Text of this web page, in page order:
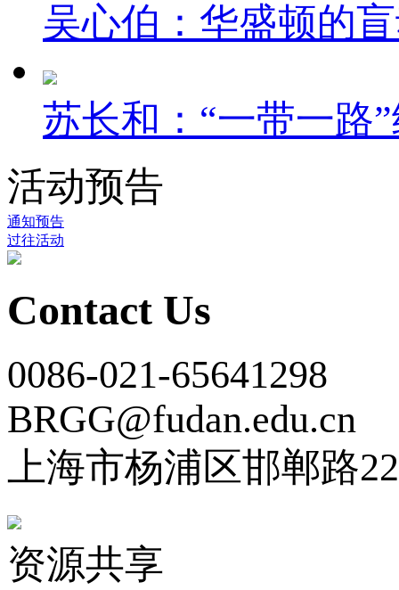
吴心伯：华盛顿的
苏长和：“一带一路
活动预告
通知预告
过往活动
Contact Us
0086-021-65641298
BRGG@fudan.edu.cn
上海市杨浦区邯郸路
资源共享